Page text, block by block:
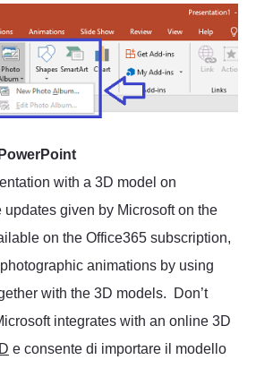
with a 3D model on
updates given by Microsoft on the
on the Office365 subscription,
animations by using
with the 3D models. Don’t
integrates with an online 3D
e consente di importare il modello